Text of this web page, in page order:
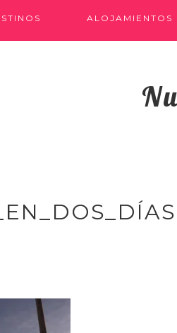
ALOJAMIENTOS